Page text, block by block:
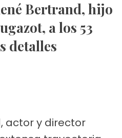
Bertrand, hijo
a los 53
detalles
actor y director